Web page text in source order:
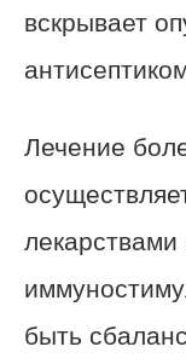
вскрывает
Лечение
быть